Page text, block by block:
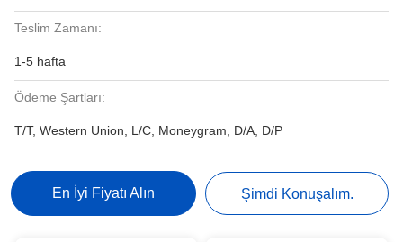
Teslim Zamanı:
1-5 hafta
Ödeme Şartları:
T/T, Western Union, L/C, Moneygram, D/A, D/P
En İyi Fiyatı Alın Şimdi Konuşalım.